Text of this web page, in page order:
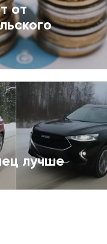
от
лучше